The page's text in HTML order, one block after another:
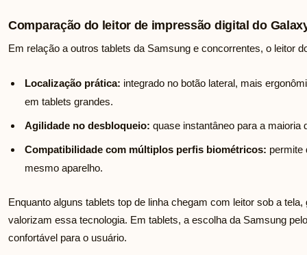
Comparação do leitor de impressão digital do
Em relação a outros tablets da Samsung e concorrentes, o leitor
Localização prática: integrado no botão lateral, mais
em tablets grandes.
Agilidade no desbloqueio: quase instantâneo para a maioria
Compatibilidade com múltiplos perfis biométricos: permite
mesmo aparelho.
Enquanto alguns tablets top de linha chegam com leitor sob a
valorizam essa tecnologia. Em tablets, a escolha da Samsung
confortável para o usuário.